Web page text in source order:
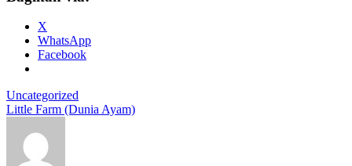
X
WhatsApp
Facebook
Uncategorized
Little Farm (Dunia Ayam)